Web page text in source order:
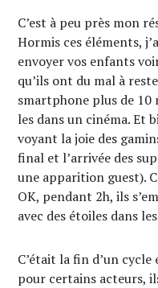
C’est à peu près mon
Hormis ces éléments,
envoyer vos enfants
qu’ils ont du mal à
smartphone plus de 10
les dans un cinéma. Et
voyant la joie des
final et l’arrivée des
une apparition guest).
OK, pendant 2h, ils
avec des étoiles dans
C’était la fin d’un
pour certains acteurs,